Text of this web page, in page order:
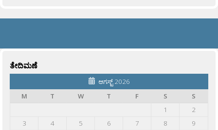
ತೇದಿಮಣೆ
ಆಗಸ್ಟ್ 2026
M
T W T F S
S
1
2
3
4 5 6 7 8
9